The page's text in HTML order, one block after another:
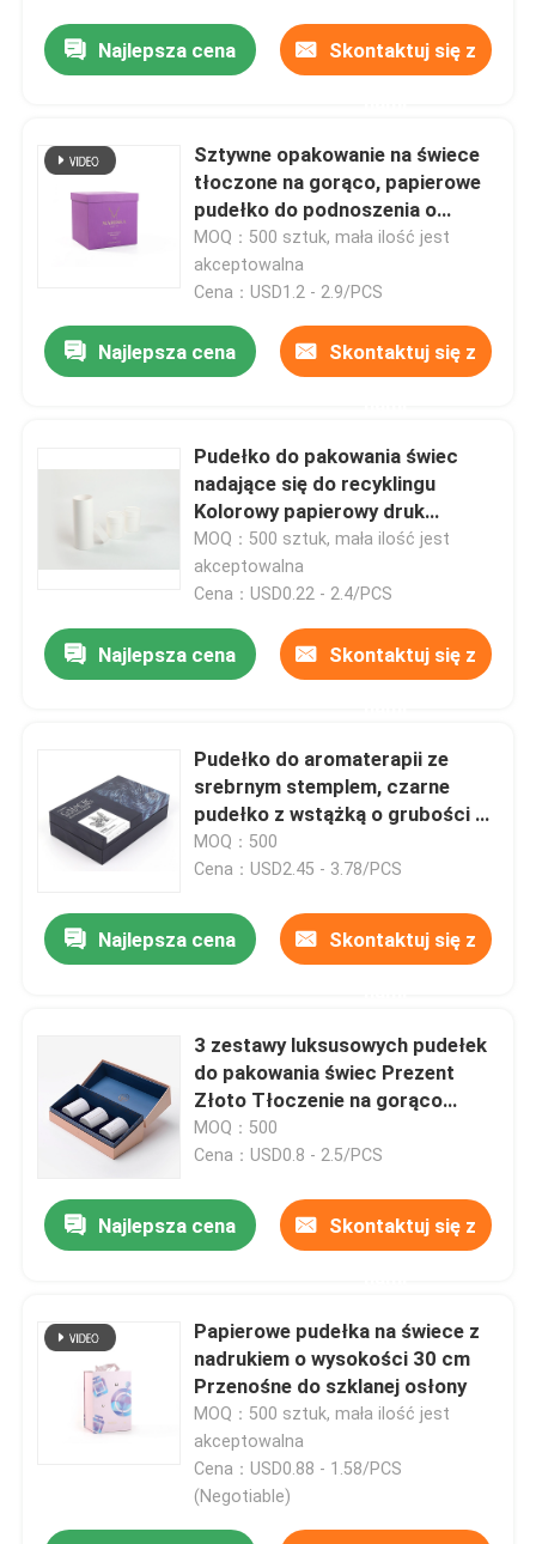
Łączność
Produkty
pudełko do pakowania kosmetyków
Opakowanie na pudełko z konopiami indyjskimi
Pudełko do pakowania świec
Kartonowe Pudełko Cukierków
Kartonowy stojak ekspozycyjny
Pudełko do pakowania zabawek
Pudełko kartonowe na biżuterię
Pudełka kartonowe do przechowywania żywności
Pudełko do pakowania odzieży
Najlepsza cena Skontaktuj się z
Sztywne opakowanie na świece
tłoczone na gorąco, papierowe
pudełko do podnoszenia o
grubości 2,5 mm
MOQ：500 sztuk, mała ilość jest
akceptowalna
Cena：USD1.2 - 2.9/PCS
Najlepsza cena Skontaktuj się z
Pudełko do pakowania świec
nadające się do recyklingu
Kolorowy papierowy druk
offsetowy w cylindrze
MOQ：500 sztuk, mała ilość jest
akceptowalna
Cena：USD0.22 - 2.4/PCS
Najlepsza cena Skontaktuj się z
Pudełko do aromaterapii ze
srebrnym stemplem, czarne
pudełko z wstążką o grubości 2
mm
MOQ：500
Cena：USD2.45 - 3.78/PCS
Najlepsza cena Skontaktuj się z
3 zestawy luksusowych pudełek
do pakowania świec Prezent
Złoto Tłoczenie na gorąco
Grubość 2 mm
MOQ：500
Cena：USD0.8 - 2.5/PCS
Najlepsza cena Skontaktuj się z
Papierowe pudełka na świece z
nadrukiem o wysokości 30 cm
Przenośne do szklanej osłony
MOQ：500 sztuk, mała ilość jest
akceptowalna
Cena：USD0.88 - 1.58/PCS
(Negotiable)